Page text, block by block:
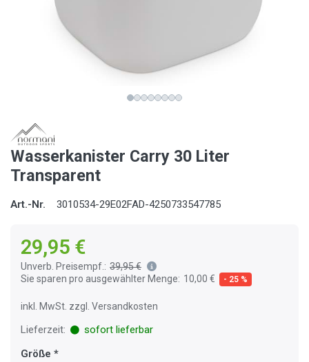
Wasserkanister Carry 30 Liter
Transparent
Art.-Nr. 3010534-29E02FAD-4250733547785
29,95 €
Unverb. Preisempf.: 39,95 €
Sie sparen pro ausgewählter Menge: 10,00 € - 25 %
inkl. MwSt. zzgl. Versandkosten
Lieferzeit:
sofort lieferbar
Größe